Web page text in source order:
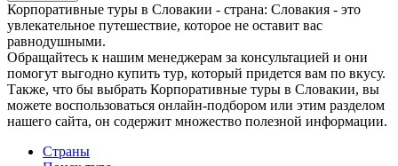
Корпоративные туры в Словакии - страна: Словакия - это
увлекательное путешествие, которое не оставит вас
равнодушными.
Обращайтесь к нашим менеджерам за консультацией и они
помогут выгодно купить тур, который придется вам по вкусу.
Также, что бы выбрать Корпоративные туры в Словакии, вы
можете воспользоваться онлайн-подбором или этим разделом
нашего сайта, он содержит множество полезной информации.
Страны